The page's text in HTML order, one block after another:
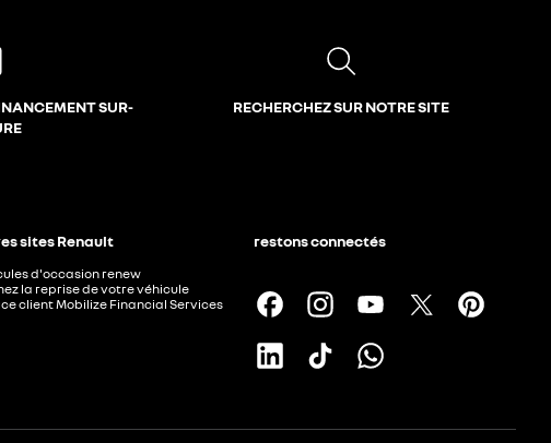
SUR-
RECHERCHEZ SUR NOTRE SITE
sites Renault
d'occasion renew
la reprise de votre véhicule
client Mobilize Financial Services
restons connectés